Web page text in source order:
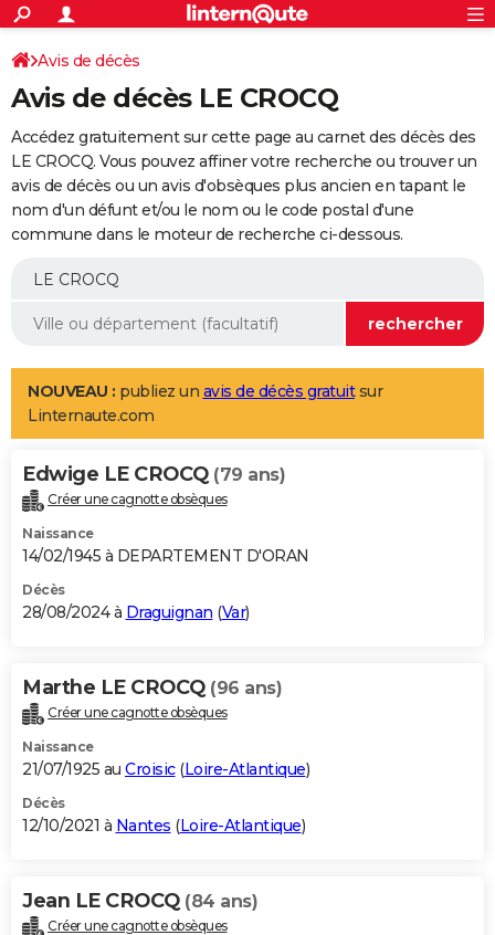
ACTUALITÉS
Politique
Société
Faits Divers
Education
Monde
Villes
+
SPORT
Coupe du monde 2026
Football
Tennis
Cyclisme
Rugby
Forum
Programme TV
TNTStreaming
Cinéma
Sorties cinéma
Musique
+FINANCE
Retraite
Epargne
Immobilier
Risques naturels par ville
Banque
Assurance
AUTO
Essais
Réserver un essai
Citadines
Berlines
SUV
Forum auto
+
Mobiles
Meilleur smartphone
Internet
Ordinateurs
Jeux vidéo
Guide high-tech
Aménagement intérieur
LIFESTYLE
Art de vivre
Bien-être
Loisirs
Mode
Modes de vie
Alimentation
Guide de la santé
Maladies
Médicaments
Sommeil
VOYAGE
Destinations
City break
Voyage nature
Voyage de noces
Forum
Climat
+PHOTO
GUIDES D'ACHAT
BONS PLANS
Carte de Noël
Carte Bonne année
Carte Saint-Valentin
Carte Pâques
Carte d'anniversaire
DICTIONNAIRE
Dictionnaire
Biographies
Citations
Expressions
Proverbes
PROGRAMME TV
S'inscrire
Se connecter
Lycées
Collèges
Primaires
Universités
Entreprises
Service militaire
Avis de recherche
AVIS DE DÉCÈS
Bricolage
Lifestyle
Culture
Sport
Auto
Television
Voyage
Cinema
Avis de décès
Avis de décès LE CROCQ
Accédez gratuitement sur cette page au carnet des décès des
LE CROCQ. Vous pouvez affiner votre recherche ou trouver un
avis de décès ou un avis d'obsèques plus ancien en tapant le
nom d'un défunt et/ou le nom ou le code postal d'une
commune dans le moteur de recherche ci-dessous.
NOUVEAU : publiez un avis de décès gratuitsur
Linternaute.com
Edwige LE CROCQ (79 ans)
Créer une cagnotte obsèques
Naissance
14/02/1945 à DEPARTEMENT D'ORAN
Décès
28/08/2024 à Draguignan (Var)
Marthe LE CROCQ (96 ans)
Créer une cagnotte obsèques
Naissance
21/07/1925 au Croisic(Loire-Atlantique)
Décès
12/10/2021 à Nantes (Loire-Atlantique)
Jean LE CROCQ (84 ans)
Créer une cagnotte obsèques